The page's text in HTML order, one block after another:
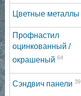
Цветные металлы
Профнастил
оцинкованный /
окрашеный 64
Сэндвич панели 39